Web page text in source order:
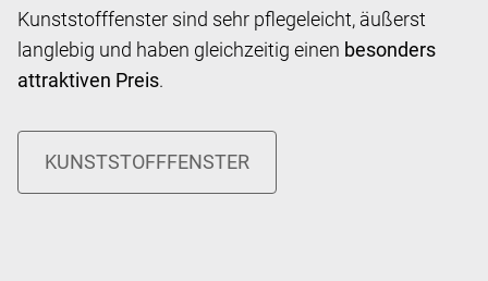
Kunststofffenster sind sehr pflegeleicht, äußerst
langlebig und haben gleichzeitig einen besonders
attraktiven Preis.